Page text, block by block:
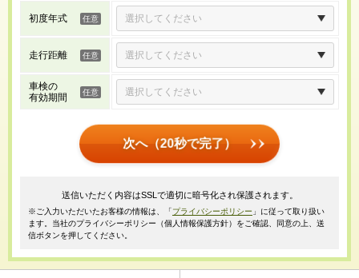
初度年式
走行距離
車検の
有効期間
次へ（20秒で完了）
送信いただく内容はSSLで適切に暗号化され保護されます。
※ご入力いただいたお客様の情報は、「プライバシーポリシー 」に従って取り扱い
ます。当社のプライバシーポリシー（個人情報保護方針）をご確認、同意の上、送
信ボタンを押してください。